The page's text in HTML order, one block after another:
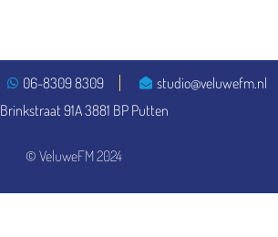
© VeluweFM 2024
06-8309 8309
studio@veluwefm.nl
Brinkstraat 91A 3881 BP Putten